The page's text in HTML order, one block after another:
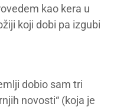
kao kera u
koji dobi pa izgubi
dobio sam tri
novosti“ (koja je